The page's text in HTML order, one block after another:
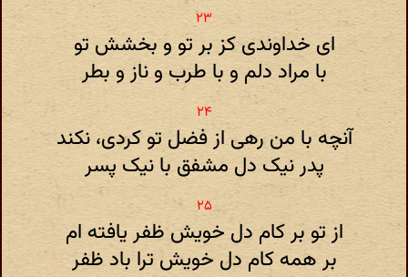
ای خداوندی کز بر تو و بخشش تو
با مراد دلم و با طرب و ناز و بطر
آنچه با من رهی از فضل تو کردی، نکند
پدر نیک دل مشفق با نیک پسر
از تو بر کام دل خویش ظفر یافته ام
بر همه کام دل خویش ترا باد ظفر